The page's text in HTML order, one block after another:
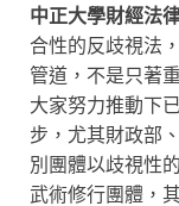
中正大學財經法
合性的反歧視法
管道，不是只著
大家努力推動下
步，尤其財政部
別團體以歧視性
武術修行團體，